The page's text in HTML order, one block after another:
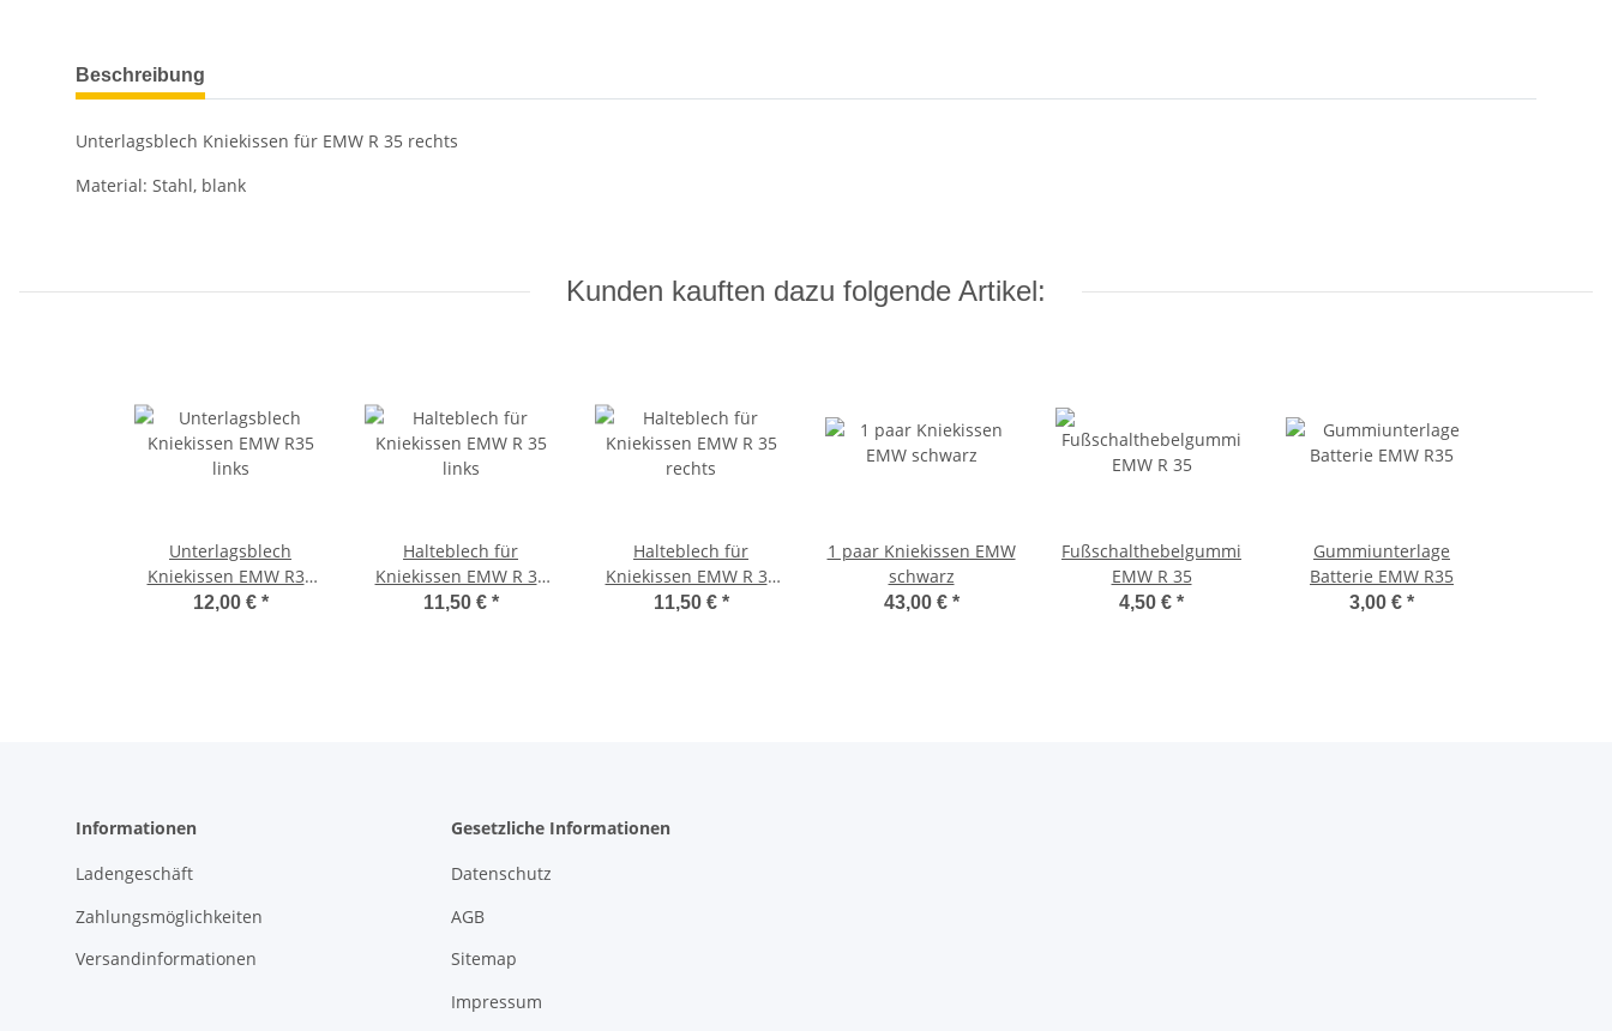
weitere Registerkarten anzeigen
Beschreibung
Unterlagsblech Kniekissen für EMW R 35 rechts
Material: Stahl, blank
Kunden kauften dazu folgende Artikel:
Unterlagsblech
Kniekissen EMW R35
links
12,00 € *
Halteblech für
Kniekissen EMW R 35
links
11,50 € *
Halteblech für
Kniekissen EMW R 35
rechts
11,50 € *
1 paar Kniekissen EMW
schwarz
43,00 € *
Fußschalthebelgummi
EMW R 35
4,50 € *
Gummiunterlage
Batterie EMW R35
3,00 € *
Informationen
Ladengeschäft
Zahlungsmöglichkeiten
Versandinformationen
Gesetzliche Informationen
Datenschutz
AGB
Sitemap
Impressum